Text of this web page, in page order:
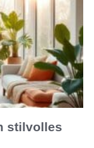
stilvolles